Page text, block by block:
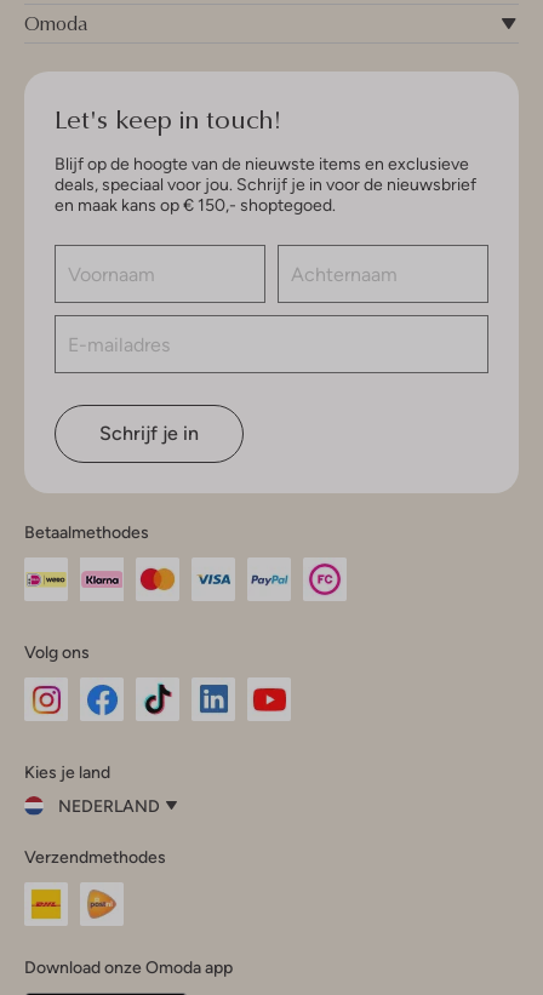
Omoda
Let's keep in touch!
Blijf op de hoogte van de nieuwste items en exclusieve
deals, speciaal voor jou. Schrijf je in voor de nieuwsbrief
en maak kans op € 150,- shoptegoed.
Schrijf je in
Betaalmethodes
Volg ons
InstagramFacebook
Kies je land
NEDERLAND
je
land
Nederland
Belgique(Français)
Verzendmethodes
Download onze Omoda app